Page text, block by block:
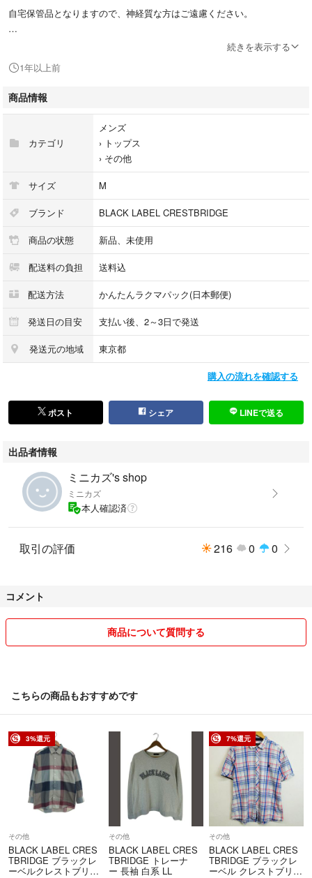
自宅保管品となりますので、神経質な方はご遠慮ください。
【状態】 未使用サンプル品
※細かいキズや擦れ等、気になさる方の入札はご遠慮ください。
【素材】 綿 50％ ポリエステル 50％
〇その他
・掲載写真は、実際の商品と色、質感等が若干異なる場合があります。
・自宅で用意したものを利用して梱包いたします。
続きを表示する
1年以上前
商品情報
カテゴリ
メンズ
› トップス
› その他
サイズ M
ブランド BLACK LABEL CRESTBRIDGE
商品の状態 新品、未使用
配送料の負担 送料込
配送方法 かんたんラクマパック(日本郵便)
発送日の目安 支払い後、2～3日で発送
発送元の地域 東京都
購入の流れを確認する
ポスト シェア LINEで送る
出品者情報
ミニカズ's shop
ミニカズ
本人確認済
取引の評価 216 0 0
コメント
商品について質問する
こちらの商品もおすすめです
3%還元
その他
BLACK LABEL CRES
TBRIDGE ブラックレ
ーベルクレストブリッ
その他
BLACK LABEL CRES
TBRIDGE トレーナ
ー 長袖 白系 LL
7%還元
その他
BLACK LABEL CRES
TBRIDGE ブラックレ
ーベル クレストブリッ